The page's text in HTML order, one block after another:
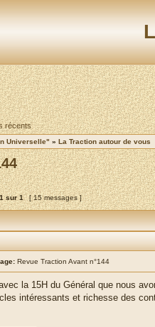
récents
Universelle" » La Traction autour de vous
1sur1 [ 15 messages ]
Revue Traction Avant n°144
la 15H du Général que nous
intéressants et richesse des